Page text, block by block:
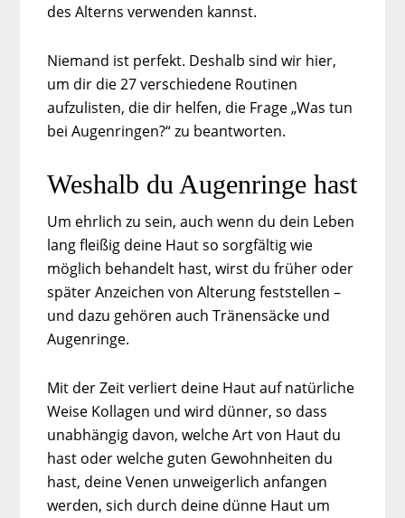
des Alterns verwenden kannst.
Niemand ist perfekt. Deshalb sind wir hier,
um dir die 27 verschiedene Routinen
aufzulisten, die dir helfen, die Frage „Was tun
bei Augenringen?“ zu beantworten.
Weshalb du Augenringe hast
Um ehrlich zu sein, auch wenn du dein Leben
lang fleißig deine Haut so sorgfältig wie
möglich behandelt hast, wirst du früher oder
später Anzeichen von Alterung feststellen –
und dazu gehören auch Tränensäcke und
Augenringe.
Mit der Zeit verliert deine Haut auf natürliche
Weise Kollagen und wird dünner, so dass
unabhängig davon, welche Art von Haut du
hast oder welche guten Gewohnheiten du
hast, deine Venen unweigerlich anfangen
werden, sich durch deine dünne Haut um